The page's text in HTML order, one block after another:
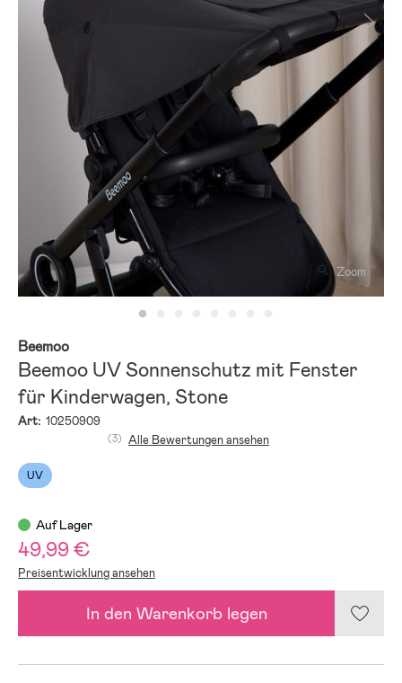
Zoom
Beemoo
Beemoo UV Sonnenschutz mit Fenster
für Kinderwagen, Stone
Art: 10250909
UV
(3) Alle Bewertungen ansehen
Auf Lager
49,99 €
Preisentwicklung ansehen
In den Warenkorb legen